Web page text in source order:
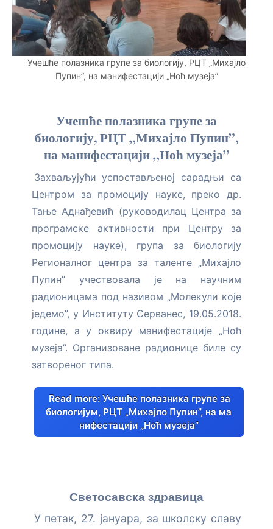
Учешће полазника групе за биологију, РЦТ „Михајло
Пупин”, на манифестацији „Ноћ музеја”
Учешће полазника групе за
биологију, РЦТ „Михајло Пупин”,
на манифестацији „Ноћ музеја”
Захваљујући успостављеној сарадњи са
Центром за промоцију науке, преко др.
Тање Аднађевић (руководилац Центра за
програмске активности при Центру за
промоцију науке), група за биологију
Регионалног центра за таленте „Михајло
Пупин” учествовала је на научним
радионицама под називом „Молекули које
једемо”, у Институту Серванес, 19.05.2018.
године, а у оквиру манифестације „Ноћ
музеја”. Организоване радионице биле су
затвореног типа.
Read more: Учешће полазника групе за
биологијум, РЦТ „Михајло Пупин”, на ма
нифестацији „Ноћ музеја”
Светосавска здравица
У петак, 27. јануара, за школску славу